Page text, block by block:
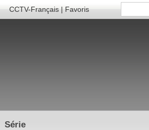
CCTV-Français|Favoris
Série